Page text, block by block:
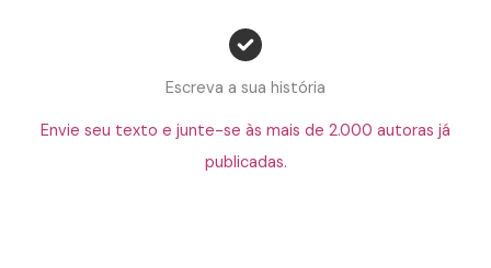
Escreva a sua história
Envie seu texto e junte-se às mais de 2.000 autoras já
publicadas.